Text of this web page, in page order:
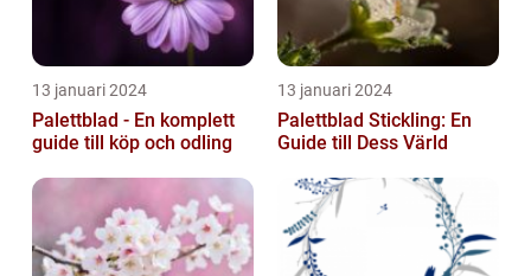
13 januari 2024
Palettblad - En komplett
guide till köp och odling
13 januari 2024
Palettblad Stickling: En
Guide till Dess Värld